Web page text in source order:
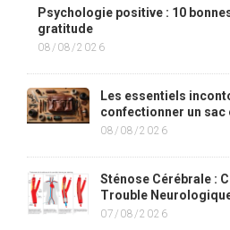
Psychologie positive : 10
gratitude
08/08/2026
Les essentiels
confectionner un
08/08/2026
Sténose Cérébrale :
Trouble
07/08/2026